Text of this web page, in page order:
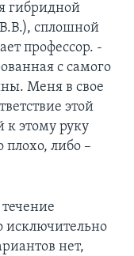
гибридной
сплошной
профессор. -
с самого
Меня в свое
этой
этому руку
плохо, либо –
исключительно
нет,